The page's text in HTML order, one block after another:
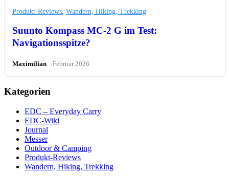
Produkt-Reviews Wandern, Hiking, Trekking
Suunto Kompass MC-2 G im Test:
Navigationsspitze?
Maximilian /Februar 2026
Kategorien
EDC – Everyday Carry
EDC-Wiki
Journal
Messer
Outdoor & Camping
Produkt-Reviews
Wandern, Hiking, Trekking